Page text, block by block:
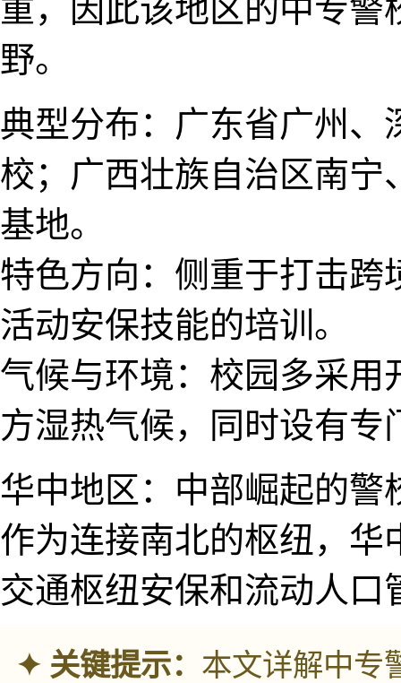
重，因此该地区的中专
野。
典型分布：广​东省广州、
校；广西壮族自治区南​宁​
基地。
特色方向：侧重于打击跨
活动安保技能的培训。
气候与环境：校园多采用
方湿热气候​，同时设有
华中地区：中部崛起的警
作为连接南北的枢纽，华
交通​枢纽安保和流动人口
✦ 关键提示： 本文详解中专